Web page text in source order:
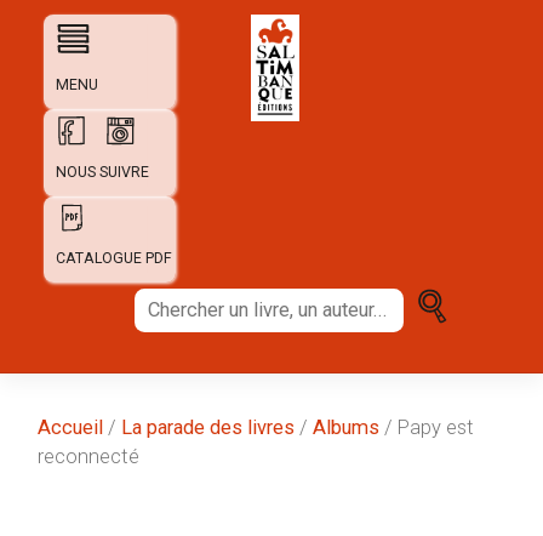
MENU
NOUS SUIVRE
CATALOGUE PDF
Chercher
un
auteur...
Accueil / La parade des livres /Albums / Papy est
reconnecté